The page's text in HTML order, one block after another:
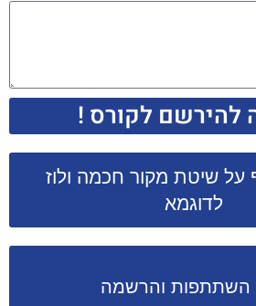
להירשם לקורס !
על שיטת מקור חכמה ולוז
לדוגמא
השתתפות והרשמה